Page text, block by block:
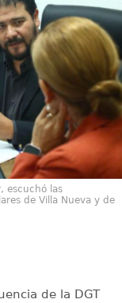
escuchó las
de Villa Nueva y de
de la DGT